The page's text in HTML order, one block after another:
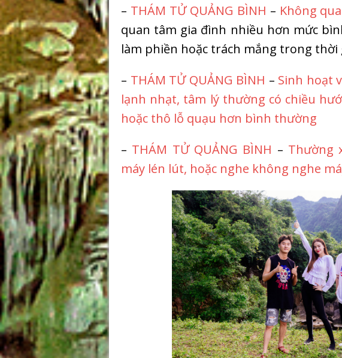
– THÁM TỬ QUẢNG BÌNH – Không
quan tâm gia đình nhiều hơn mức
làm phiền hoặc trách mắng trong thời
– THÁM TỬ QUẢNG BÌNH – Sinh hoạt
lạnh nhạt, tâm lý thường có chiều
hoặc thô lỗ quạu hơn bình thường
– THÁM TỬ QUẢNG BÌNH – Thường
máy lén lút, hoặc nghe không nghe